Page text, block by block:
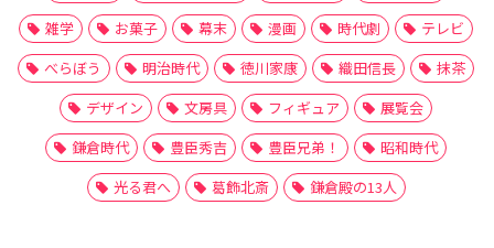
雑学
お菓子 幕末 漫画 時代劇
テレビ
べらぼう
明治時代 徳川家康 織田信長
抹茶
デザイン
文房具 フィギュア
展覧会
鎌倉時代
豊臣秀吉 豊臣兄弟！
昭和時代
光る君へ
葛飾北斎 鎌倉殿の13人